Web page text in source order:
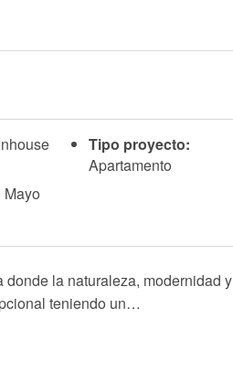
Tipo proyecto:
Apartamento
Mayo
la naturaleza, modernidad y
teniendo un…